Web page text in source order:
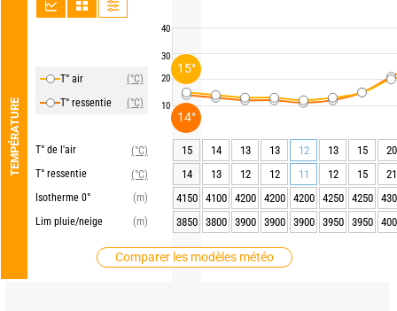
TEMPÉRATURE
T° air
(°C)
T° ressentie
(°C)
T° de l'air
(°C)
T° ressentie
(°C)
Isotherme 0°
(m)
Lim pluie/neige
(m)
Comparer les modèles météo
40
30
20
10
15 14 13 13 12 13 15
20
14
13 12 12 11 12 15
21
4150
4100 4200 4200 4200 4250 4250
3850
3800 3900 3900 3900 3950 3950
15°
14°